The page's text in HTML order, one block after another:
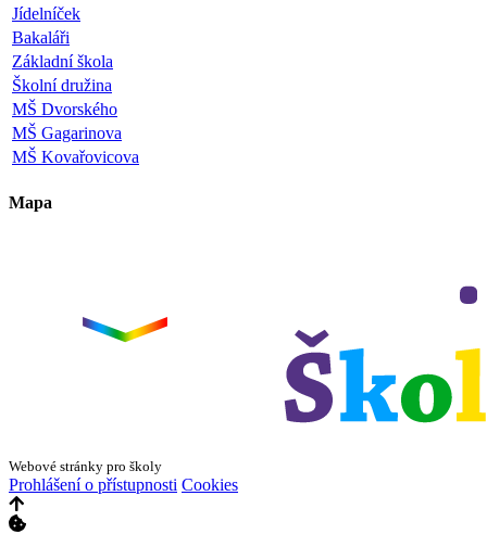
Jídelníček
Bakaláři
Základní škola
Školní družina
MŠ Dvorského
MŠ Gagarinova
MŠ Kovařovicova
Mapa
Webové stránky pro školy
Prohlášení o přístupnosti Cookies